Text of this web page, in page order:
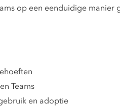
op een eenduidige
Teams
en adoptie